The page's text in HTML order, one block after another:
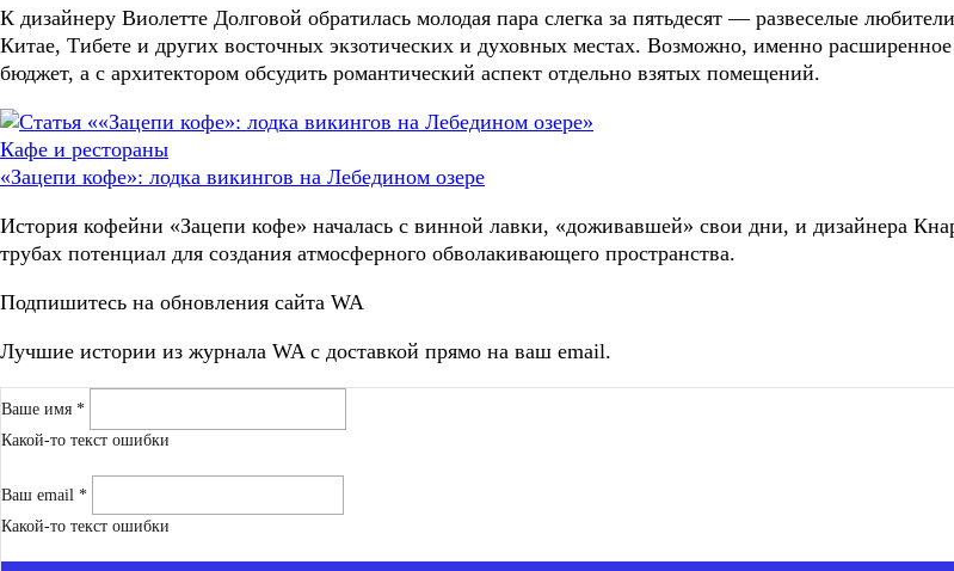
К дизайнеру Виолетте Долговой обратилась молодая пара слегка за пятьдесят — развеселые
Китае, Тибете и других восточных экзотических и духовных местах. Возможно, именно
бюджет, а с архитектором обсудить романтический аспект отдельно взятых помещений.
Кафе и рестораны
«Зацепи кофе»: лодка викингов на Лебедином озере
История кофейни «Зацепи кофе» началась с винной лавки, «доживавшей» свои дни, и дизайнера
трубах потенциал для создания атмосферного обволакивающего пространства.
Подпишитесь на обновления сайта WA
Лучшие истории из журнала WA c доставкой прямо на ваш email.
Ваше имя *
Какой-то текст ошибки
Ваш email *
Какой-то текст ошибки